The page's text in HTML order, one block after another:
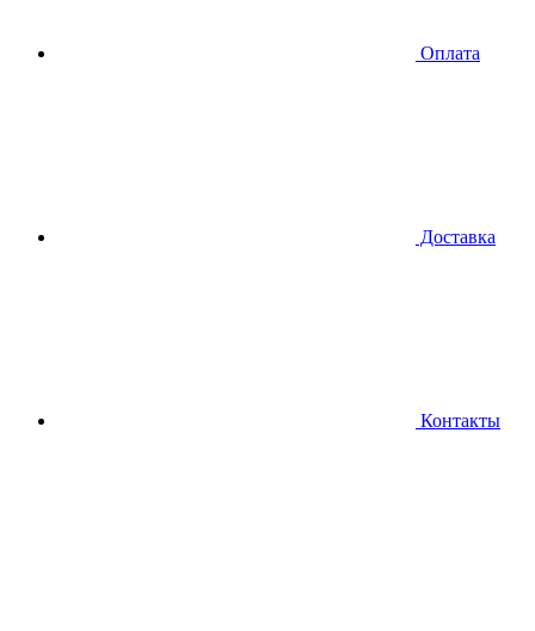
Оплата
Доставка
Контакты